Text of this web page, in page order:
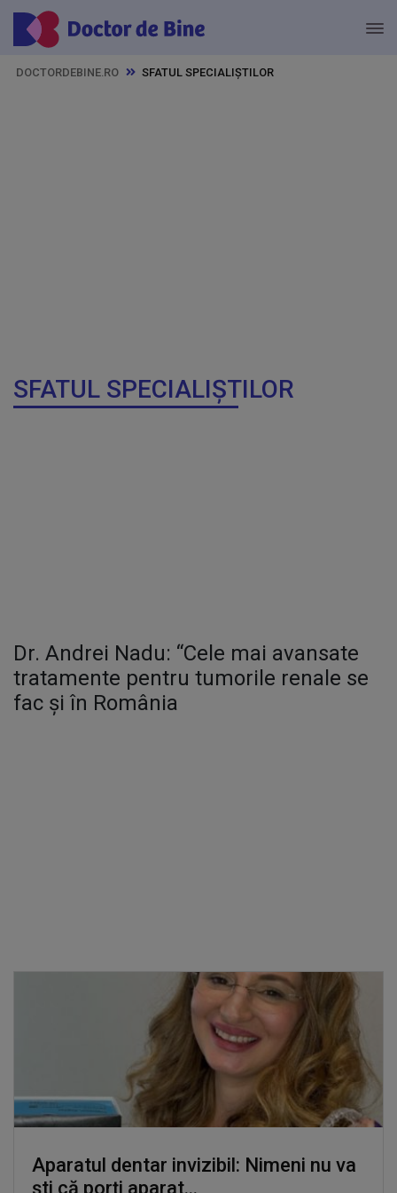
DOCTORDEBINE.RO SFATUL SPECIALIȘTILOR
SFATUL SPECIALIȘTILOR
Dr. Andrei Nadu: “Cele mai avansate
tratamente pentru tumorile renale se
fac și în România
Aparatul dentar invizibil: Nimeni nu va
ști că porți aparat...